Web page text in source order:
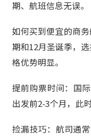
期、航班信息无误。
如何买到便宜的商
期和12月圣诞季，
格优势明显。
提前购票时间：国
出发前2-3个月，此
捡漏技巧：航司通